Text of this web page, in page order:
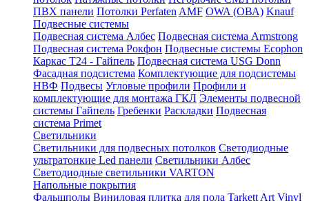
ПВХ панели Потолки Perfaten AMF OWA (ОВА) Knauf
Подвесные системы
Подвесная система Албес Подвесная система Armstrong
Подвесная система Рокфон Подвесные системы Ecophon
Каркас Т24 - Гайпель Подвесная система USG Donn
Фасадная подсистема Комплектующие для подсистемы
НВФ Подвесы Угловые профили Профили и
комплектующие для монтажа ГКЛ Элементы подвесной
системы Гайпель Гребенки Раскладки Подвесная
система Primet
Светильники
Светильники для подвесных потолков Светодиодные
ультратонкие Led панели Светильники Албес
Светодиодные светильники VARTON
Напольные покрытия
Фальшполы Виниловая плитка для пола Tarkett Art Vinyl